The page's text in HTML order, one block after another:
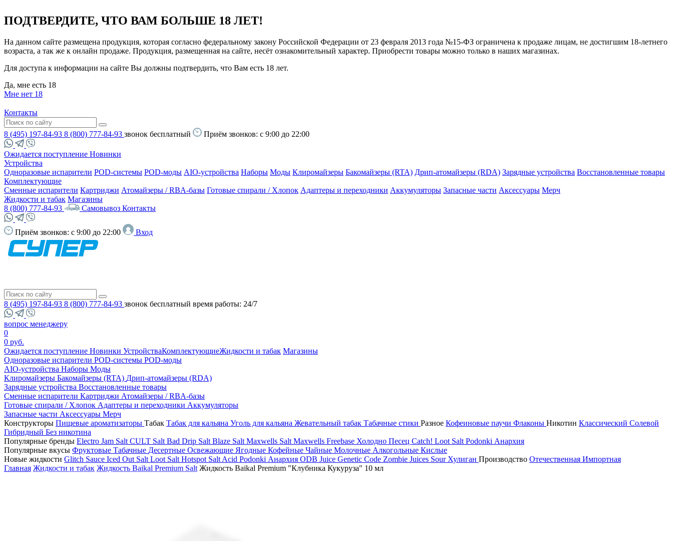
ПОДТВЕРДИТЕ, ЧТО ВАМ БОЛЬШЕ 18 ЛЕТ!
На данном сайте размещена продукция, которая согласно федеральному закону Российской Федерации от 23 февраля 2013 года №15-ФЗ ограничена к продаже лицам, не достигшим 18-летнего
возраста, а так же к онлайн продаже. Продукция, размещенная на сайте, несёт ознакомительный характер. Приобрести товары можно только в наших магазинах.
Для доступа к информации на сайте Вы должны подтвердить, что Вам есть 18 лет.
Да, мне есть 18
Мне нет 18
Контакты
8 (495) 197-84-93 8 (800) 777-84-93 звонок бесплатный Приём звонков: с 9:00 до 22:00
Ожидается поступление Новинки
Устройства
Одноразовые испарители POD-системы POD-моды AIO-устройства Наборы Моды Клиромайзеры Бакомайзеры (RTA) Дрип-атомайзеры (RDA) Зарядные устройства Восстановленные товары
Комплектующие
Сменные испарители Картриджи Атомайзеры / RBA-базы Готовые спирали / Хлопок Адаптеры и переходники Аккумуляторы Запасные части Аксессуары Мерч
Жидкости и табак Магазины
8 (800) 777-84-93
Самовывоз Контакты
Приём звонков: с 9:00 до 22:00 Вход
8 (495) 197-84-93 8 (800) 777-84-93 звонок бесплатный время работы: 24/7
вопрос менеджеру
0
0 руб.
Ожидается поступление Новинки УстройстваКомплектующиеЖидкости и табак Магазины
Одноразовые испарители POD-системы POD-моды
AIO-устройства Наборы Моды
Клиромайзеры Бакомайзеры (RTA) Дрип-атомайзеры (RDA)
Зарядные устройства Восстановленные товары
Сменные испарители Картриджи Атомайзеры / RBA-базы
Готовые спирали / Хлопок Адаптеры и переходники Аккумуляторы
Запасные части Аксессуары Мерч
Конструкторы Пищевые ароматизаторы Табак Табак для кальяна Уголь для кальяна Жевательный табак Табачные стики Разное Кофеиновые паучи Флаконы Никотин Классический Солевой
Гибридный Без никотина
Популярные бренды Electro Jam Salt CULT Salt Bad Drip Salt Blaze Salt Maxwells Salt Maxwells Freebase Холодно Песец Catch! Loot Salt Podonki Анархия
Популярные вкусы Фруктовые Табачные Десертные Освежающие Ягодные Кофейные Чайные Молочные Алкогольные Кислые
Новые жидкости Glitch Sauce Iced Out Salt Loot Salt Hotspot Salt Acid Podonki Анархия ODB Juice Genetic Code Zombie Juices Sour Хулиган Производство Отечественная Импортная
Главная Жидкости и табак Жидкость Baikal Premium Salt Жидкость Baikal Premium "Клубника Кукуруза" 10 мл